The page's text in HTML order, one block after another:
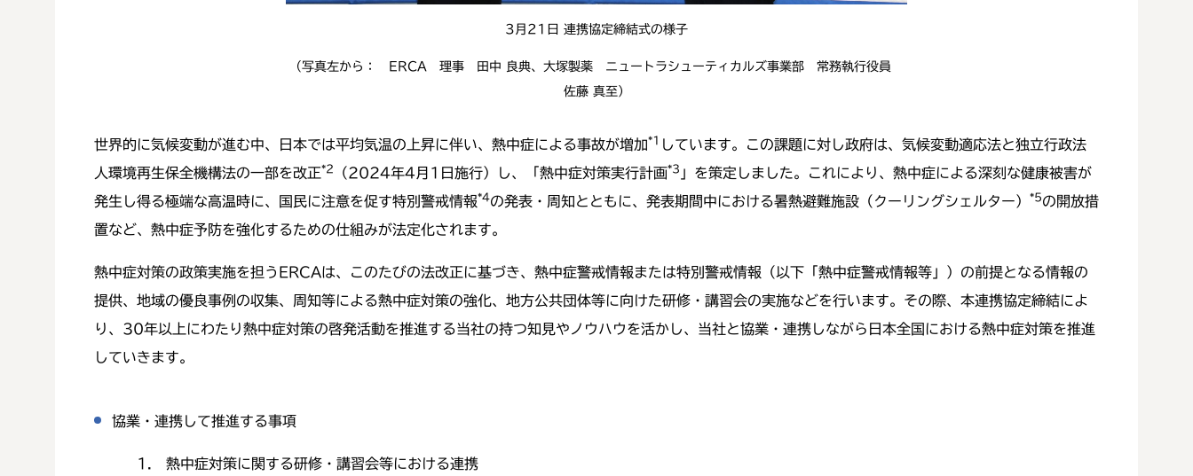
3月21日 連携協定締結式の様子
（写真左から： ERCA 理事 田中 良典、大塚製薬 ニュートラシューティカルズ事業部 常務執行役員
佐藤 真至）
世界的に気候変動が進む中、日本では平均気温の上昇に伴い、熱中症による事故が増加*1 しています。この課題に対し政府は、気候変動適応法と独立行政法
人環境再生保全機構法の一部を改正*2 （2024年4月1日施行）し、「熱中症対策実行計画*3 」を策定しました。これにより、熱中症による深刻な健康被害が
発生し得る極端な高温時に、国民に注意を促す特別警戒情報*4の発表・周知とともに、発表期間中における暑熱避難施設（クーリングシェルター） *5の開放措
置など、熱中症予防を強化するための仕組みが法定化されます。
熱中症対策の政策実施を担うERCAは、このたびの法改正に基づき、熱中症警戒情報または特別警戒情報（以下「熱中症警戒情報等」）の前提となる情報の
提供、地域の優良事例の収集、周知等による熱中症対策の強化、地方公共団体等に向けた研修・講習会の実施などを行います。その際、本連携協定締結によ
り、30年以上にわたり熱中症対策の啓発活動を推進する当社の持つ知見やノウハウを活かし、当社と協業・連携しながら日本全国における熱中症対策を推進
していきます。
協業・連携して推進する事項
1. 熱中症対策に関する研修・講習会等における連携